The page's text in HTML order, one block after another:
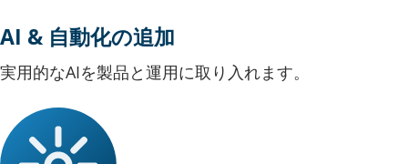
AI & 自動化の追加
実用的なAIを製品と運用に取り入れます。